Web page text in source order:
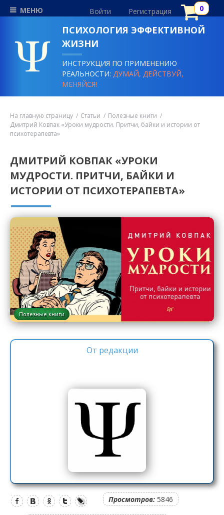
МЕНЮ Войти Регистрация
ПСИХОЛОГИЯ ЭФФЕКТИВНОЙ
ЖИЗНИ
ИНСТРУКЦИЯ ПО ПРИМЕНЕНИЮ
РЕАЛЬНОСТИ:ДУМАЙ, ДЕЙСТВУЙ,
МЕНЯЙСЯ!
На главную страницу Статьи
Полезные книги
Дмитрий Ковпак «Уроки мудрости. Притчи, байки и истории от
психотерапевта»
ДМИТРИЙ КОВПАК «УРОКИ
МУДРОСТИ. ПРИТЧИ, БАЙКИ И
ИСТОРИИ ОТ ПСИХОТЕРАПЕВТА»
Полезные книги
От редакции
Просмотров: 5846